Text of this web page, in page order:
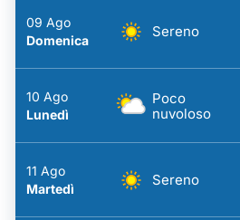
09 Ago
Domenica
Sereno
10 Ago
Lunedì
Poco
nuvoloso
11 Ago
Martedì
Sereno